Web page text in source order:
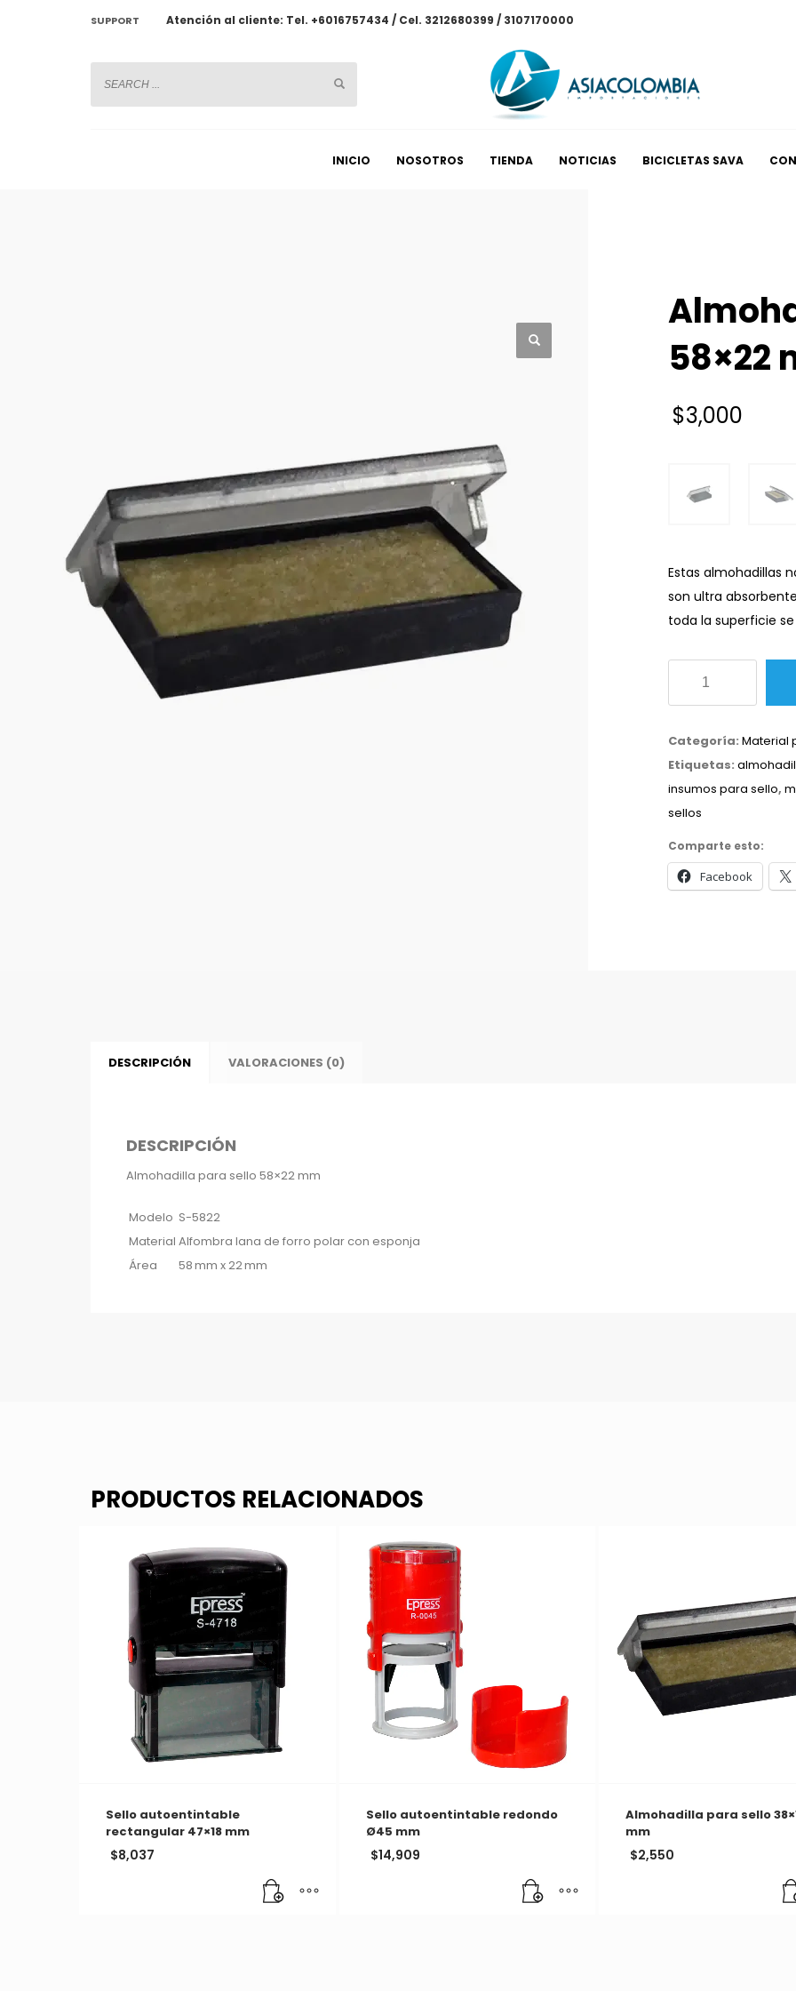
SUPPORT Atención al cliente: Tel. +6016757434 / Cel. 3212680399 / 3107170000
INICIO NOSOTROS TIENDA NOTICIAS BICICLETAS SAVA
58×22
$3,000
Estas almohadillas
son ultra
toda la superficie
58x22
mm
cantidad
Categoría: Material
Etiquetas:
insumos para sello,
sellos
Comparte esto:
Facebook
DESCRIPCIÓN VALORACIONES (0)
DESCRIPCIÓN
Almohadilla para sello 58×22 mm
Modelo S-5822
Material Alfombra lana de forro polar con esponja
Área
58 mm x 22 mm
PRODUCTOS RELACIONADOS
Sello autoentintable
rectangular 47×18 mm
$8,037
Sello autoentintable redondo
Ø45 mm
$14,909
Almohadilla para sello
mm
$2,550